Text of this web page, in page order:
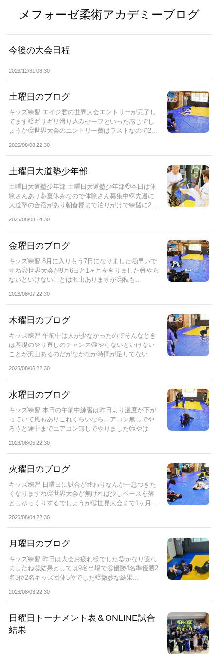
メフォーゼ柔術アカデミーブログ
今後の大会日程
2026/12/31 08:30
土曜日のブログ
キッズ練習 エイジ君の世界大会エントリーが完了し
てます🫡ギリギリ滑り込みセーフといった感じでし
ょうか🤔世界大会のエントリー費はラストなので2...
2026/08/08 22:30
土曜日大道塾少年部
土曜日大道塾少年部 土曜日大道塾少年部🫡本日は体
験さんあり👍夏休みなので体験さん募集中🫡先週に
大道塾の合宿があり朝倉郡まで泊りがけで練習に2...
2026/08/08 14:30
金曜日のブログ
キッズ練習 8月に入りもう7日になりました🤔早いで
すね😊世界大会が9月6日と1ヶ月をきりました😅やら
ないといけないことは沢山ありますが🤔私も...
2026/08/07 22:30
木曜日のブログ
キッズ練習 午前中は人が少なかったのでそんなとき
は基礎のやり直しのチャンス😁やらないといけない
ことが沢山あるのだがなかなか時間が足りてない
2026/08/06 22:30
水曜日のブログ
キッズ練習 本日の午前中練習は昨日より温度が下が
っていて風もありこれくらいならエアコン無しでや
ろうと途中までエアコン無しでやりました😊やは
2026/08/05 22:30
火曜日のブログ
キッズ練習 日曜日に試合が終わりなんか一息つきた
くなりますね🤔世界大会が無ければ少しペースを落
としゆっくりするでしょうが🤔世界大会まで1ヶ月...
2026/08/04 22:30
月曜日のブログ
キッズ練習 昨日は大会お疲れ様でした😊かなり疲れ
ましたね🤔結果としては9名出場で🤔優勝4名準優勝2
名3位2名キッズ団体5位でした🫡微妙な結果...
2026/08/03 22:30
日曜日トーナメント表＆ONLINE試合
結果